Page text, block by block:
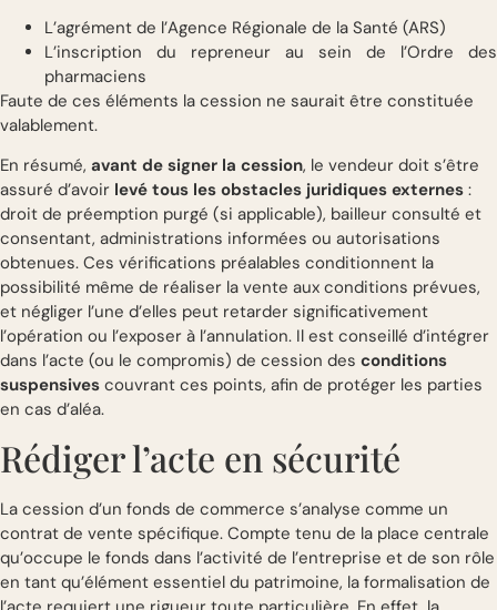
L’agrément de l’Agence Régionale de la Santé (ARS)
L’inscription du repreneur au sein de l’Ordre des
pharmaciens
Faute de ces éléments la cession ne saurait être constituée
valablement.
En résumé, avant de signer la cession, le vendeur doit s’être
assuré d’avoir levé tous les obstacles juridiques externes :
droit de préemption purgé (si applicable), bailleur consulté et
consentant, administrations informées ou autorisations
obtenues. Ces vérifications préalables conditionnent la
possibilité même de réaliser la vente aux conditions prévues,
et négliger l’une d’elles peut retarder significativement
l’opération ou l’exposer à l’annulation. Il est conseillé d’intégrer
dans l’acte (ou le compromis) de cession des conditions
suspensives couvrant ces points, afin de protéger les parties
en cas d’aléa.
Rédiger l’acte en sécurité
La cession d’un fonds de commerce s’analyse comme un
contrat de vente spécifique. Compte tenu de la place centrale
qu’occupe le fonds dans l’activité de l’entreprise et de son rôle
en tant qu’élément essentiel du patrimoine, la formalisation de